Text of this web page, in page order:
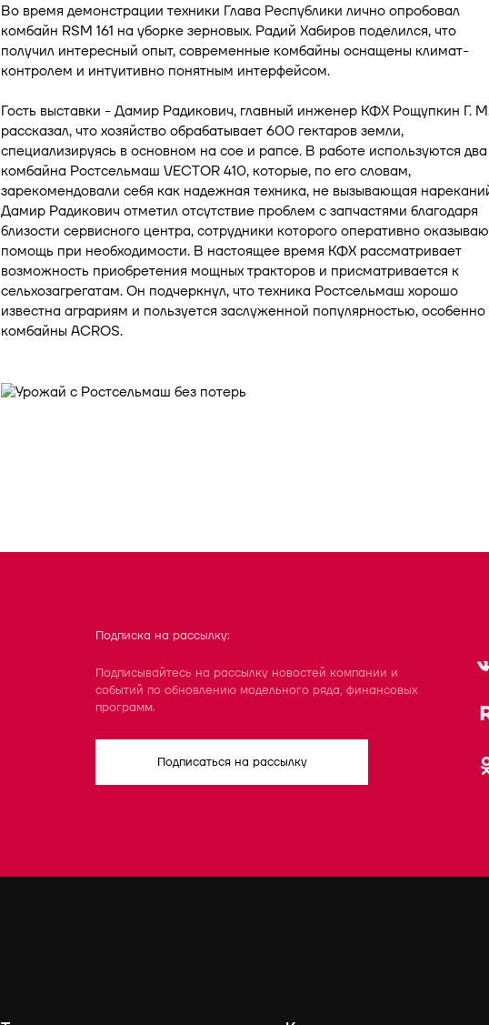
Во время демонстрации техники Глава Республики лично опробовал
комбайн RSM 161 на уборке зерновых. Радий Хабиров поделился, что
получил интересный опыт, современные комбайны оснащены климат-
контролем и интуитивно понятным интерфейсом.
Гость выставки - Дамир Радикович, главный инженер КФХ Рощупкин Г.
рассказал, что хозяйство обрабатывает 600 гектаров земли,
специализируясь в основном на сое и рапсе. В работе используются два
комбайна Ростсельмаш VECTOR 410, которые, по его словам,
зарекомендовали себя как надежная техника, не вызывающая
Дамир Радикович отметил отсутствие проблем с запчастями благодаря
близости сервисного центра, сотрудники которого оперативно
помощь при необходимости. В настоящее время КФХ рассматривает
возможность приобретения мощных тракторов и присматривается к
сельхозагрегатам. Он подчеркнул, что техника Ростсельмаш хорошо
известна аграриям и пользуется заслуженной популярностью, особенно
комбайны ACROS.
Подписка на рассылку:
Подписывайтесь на рассылку новостей компании и
событий по обновлению модельного ряда, финансовых
программ.
Подписаться на рассылку